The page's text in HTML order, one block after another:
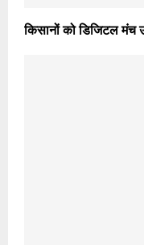
किसानों को डिजिटल मंच